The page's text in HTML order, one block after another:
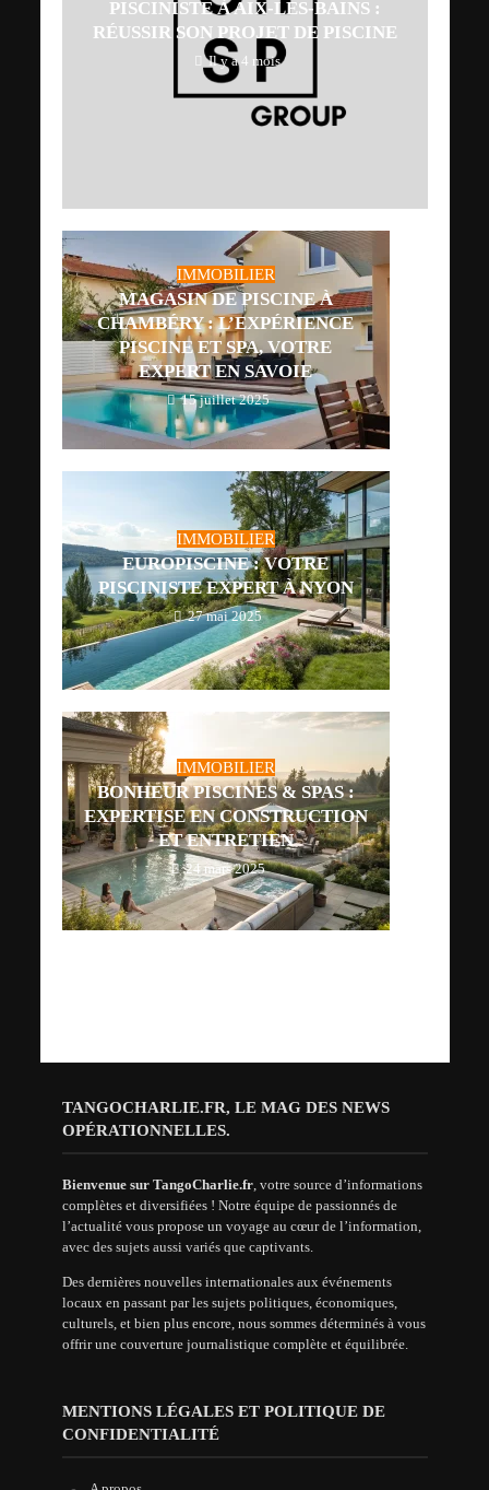
PISCINISTE À AIX-LES-BAINS :
RÉUSSIR SON PROJET DE PISCINE
Il y a 4 mois
IMMOBILIER
MAGASIN DE PISCINE À
CHAMBÉRY : L’EXPÉRIENCE
PISCINE ET SPA, VOTRE
EXPERT EN SAVOIE
15 juillet 2025
IMMOBILIER
EUROPISCINE : VOTRE
PISCINISTE EXPERT À NYON
27 mai 2025
IMMOBILIER
BONHEUR PISCINES & SPAS :
EXPERTISE EN CONSTRUCTION
ET ENTRETIEN
24 mars 2025
TANGOCHARLIE.FR, LE MAG DES NEWS
OPÉRATIONNELLES.
Bienvenue sur TangoCharlie.fr, votre source d’informations
complètes et diversifiées ! Notre équipe de passionnés de
l’actualité vous propose un voyage au cœur de l’information,
avec des sujets aussi variés que captivants.
Des dernières nouvelles internationales aux événements
locaux en passant par les sujets politiques, économiques,
culturels, et bien plus encore, nous sommes déterminés à vous
offrir une couverture journalistique complète et équilibrée.
MENTIONS LÉGALES ET POLITIQUE DE
CONFIDENTIALITÉ